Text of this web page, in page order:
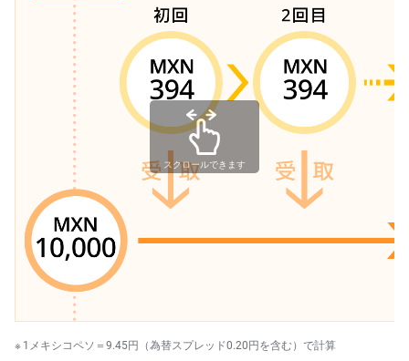
スクロールできます
1メキシコペソ＝9.45円（為替スプレッド0.20円を含む）で計算